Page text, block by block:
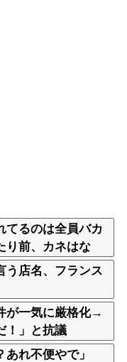
てるのは全員バカ
前、カネはな
う店名、フランス
が一気に厳格化→
！」と抗議
れ不便やで」